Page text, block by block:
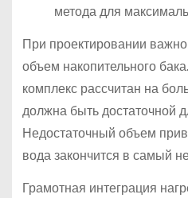
метода для
При проектировании
объем накопительного
комплекс рассчитан на
должна быть достаточной
Недостаточный объем
вода закончится в самый
Грамотная интеграция